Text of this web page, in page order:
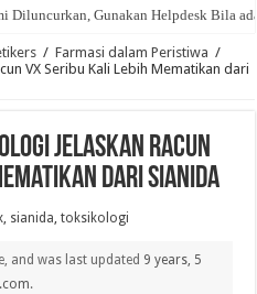
Diluncurkan, Gunakan Helpdesk Bila
/ Farmasi dalam Peristiwa /
VX Seribu Kali Lebih Mematikan dari
Jelaskan Racun
dari Sianida
, sianida,toksikologi
and was last updated 9 years, 5
.